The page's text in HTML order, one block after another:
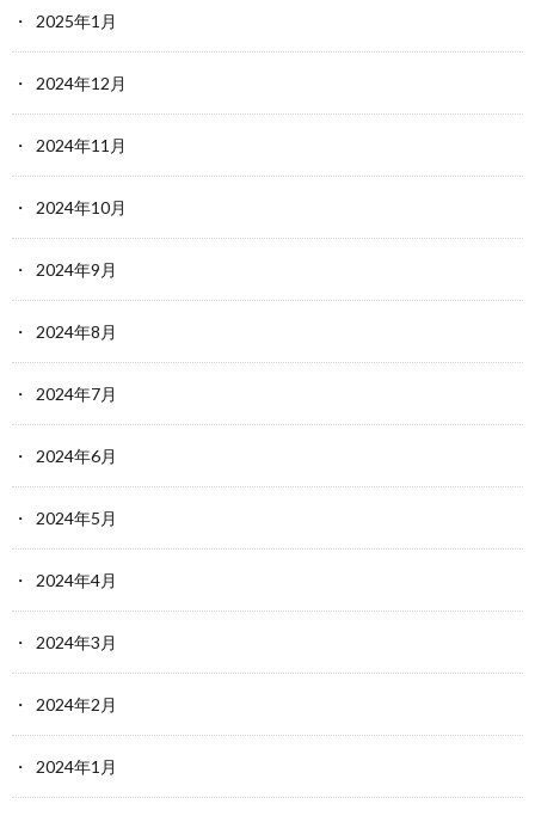
2025年1月
2024年12月
2024年11月
2024年10月
2024年9月
2024年8月
2024年7月
2024年6月
2024年5月
2024年4月
2024年3月
2024年2月
2024年1月